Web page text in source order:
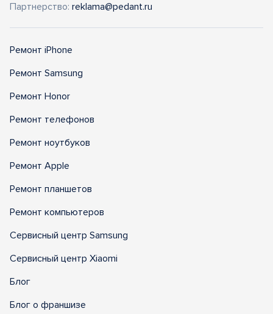
Партнерство: reklama@pedant.ru
Ремонт iPhone
Ремонт Samsung
Ремонт Honor
Ремонт телефонов
Ремонт ноутбуков
Ремонт Apple
Ремонт планшетов
Ремонт компьютеров
Сервисный центр Samsung
Сервисный центр Xiaomi
Блог
Блог о франшизе